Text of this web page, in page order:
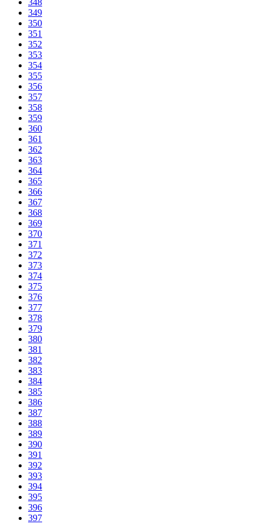
348
349
350
351
352
353
354
355
356
357
358
359
360
361
362
363
364
365
366
367
368
369
370
371
372
373
374
375
376
377
378
379
380
381
382
383
384
385
386
387
388
389
390
391
392
393
394
395
396
397